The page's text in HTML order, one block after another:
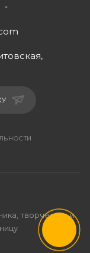
творчества и